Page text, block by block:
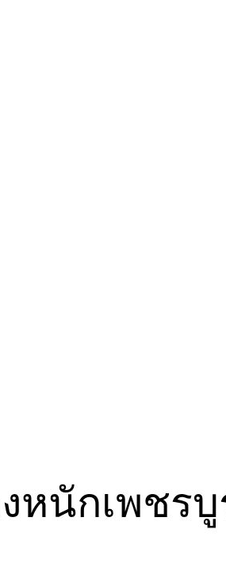
หนักเพชร